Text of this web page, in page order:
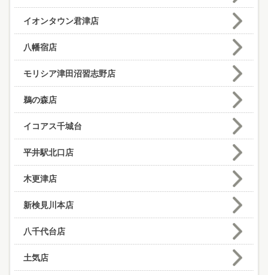
イオンタウン君津店
八幡宿店
モリシア津田沼習志野店
鵜の森店
イコアス千城台
平井駅北口店
木更津店
新検見川本店
八千代台店
土気店